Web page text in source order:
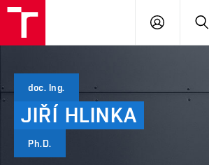
PŘIHLÁSIT
doc. Ing.
JIŘÍ HLINKA
Ph.D.